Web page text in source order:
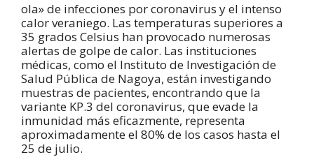
ola» de infecciones por coronavirus y el intenso
calor veraniego. Las temperaturas superiores a
35 grados Celsius han provocado numerosas
alertas de golpe de calor. Las instituciones
médicas, como el Instituto de Investigación de
Salud Pública de Nagoya, están investigando
muestras de pacientes, encontrando que la
variante KP.3 del coronavirus, que evade la
inmunidad más eficazmente, representa
aproximadamente el 80% de los casos hasta el
25 de julio.